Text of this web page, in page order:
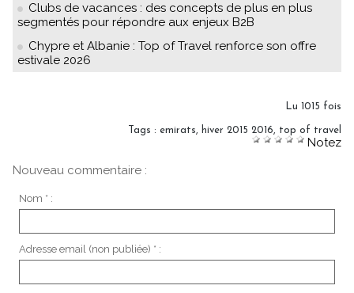
Clubs de vacances : des concepts de plus en plus
segmentés pour répondre aux enjeux B2B
Chypre et Albanie : Top of Travel renforce son offre
estivale 2026
Lu 1015 fois
Tags : emirats, hiver 2015 2016, top of travel
Notez
Nouveau commentaire :
Nom * :
Adresse email (non publiée) * :